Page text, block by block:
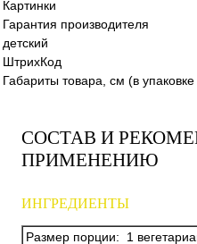
Картинки
Гарантия производителя
детский
ШтрихКод
Габариты товара, см (в
СОСТАВ И
ПРИМЕНЕНИЮ
ИНГРЕДИЕНТЫ
Размер порции: 1